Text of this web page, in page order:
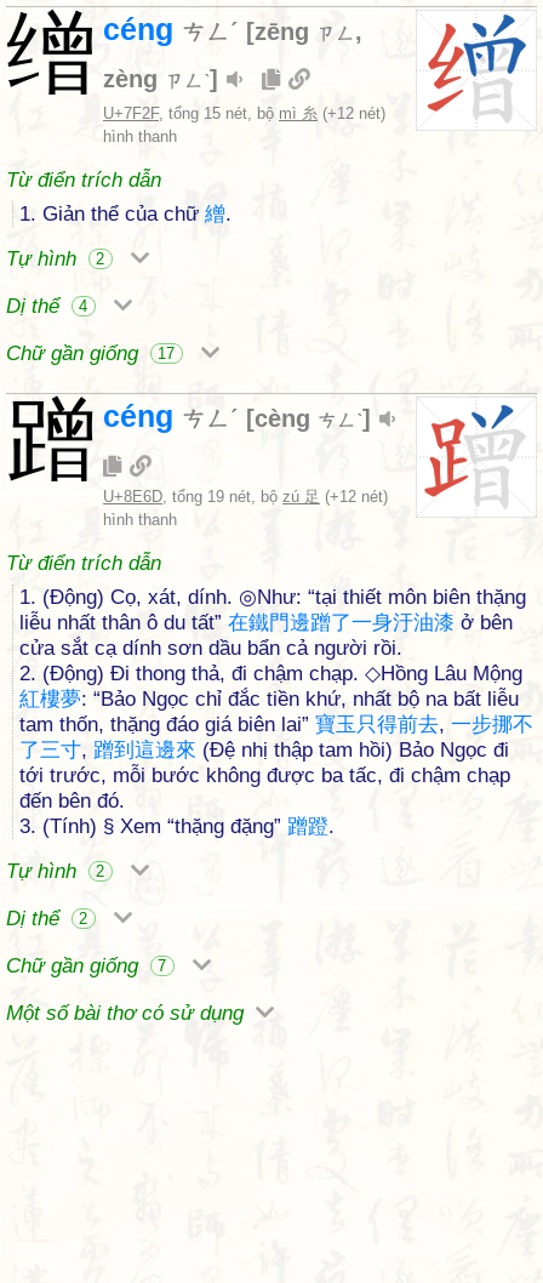
缯 céng ㄘㄥˊ [zēng ㄗㄥ ,
zèng ㄗㄥˋ]
U+7F2F, tổng 15 nét, bộ mì 糸 (+12 nét)
hình thanh
Từ điển trích dẫn
1. Giản thể của chữ 繒.
Tự hình
2
Dị thể 4
Chữ gần giống 17
蹭 céng ㄘㄥˊ [cèng ㄘㄥˋ]
U+8E6D, tổng 19 nét, bộ zú 足 (+12 nét)
hình thanh
Từ điển trích dẫn
1. (Động) Cọ, xát, dính. ◎Như: “tại thiết môn biên thặng
liễu nhất thân ô du tất” 在鐵門邊蹭了一身汙油漆 ở bên
cửa sắt cạ dính sơn dầu bẩn cả người rồi.
2. (Động) Đi thong thả, đi chậm chạp. ◇Hồng Lâu Mộng
紅樓夢: “Bảo Ngọc chỉ đắc tiền khứ, nhất bộ na bất liễu
tam thốn, thặng đáo giá biên lai” 寶玉 只得前去, 一步挪不
了三寸, 蹭到 這邊來 (Đệ nhị thập tam hồi) Bảo Ngọc đi
tới trước, mỗi bước không được ba tấc, đi chậm chạp
đến bên đó.
3. (Tính) § Xem “thặng đặng” 蹭蹬.
Tự hình
2
Dị thể 2
Chữ gần giống 7
Một số bài thơ có sử dụng